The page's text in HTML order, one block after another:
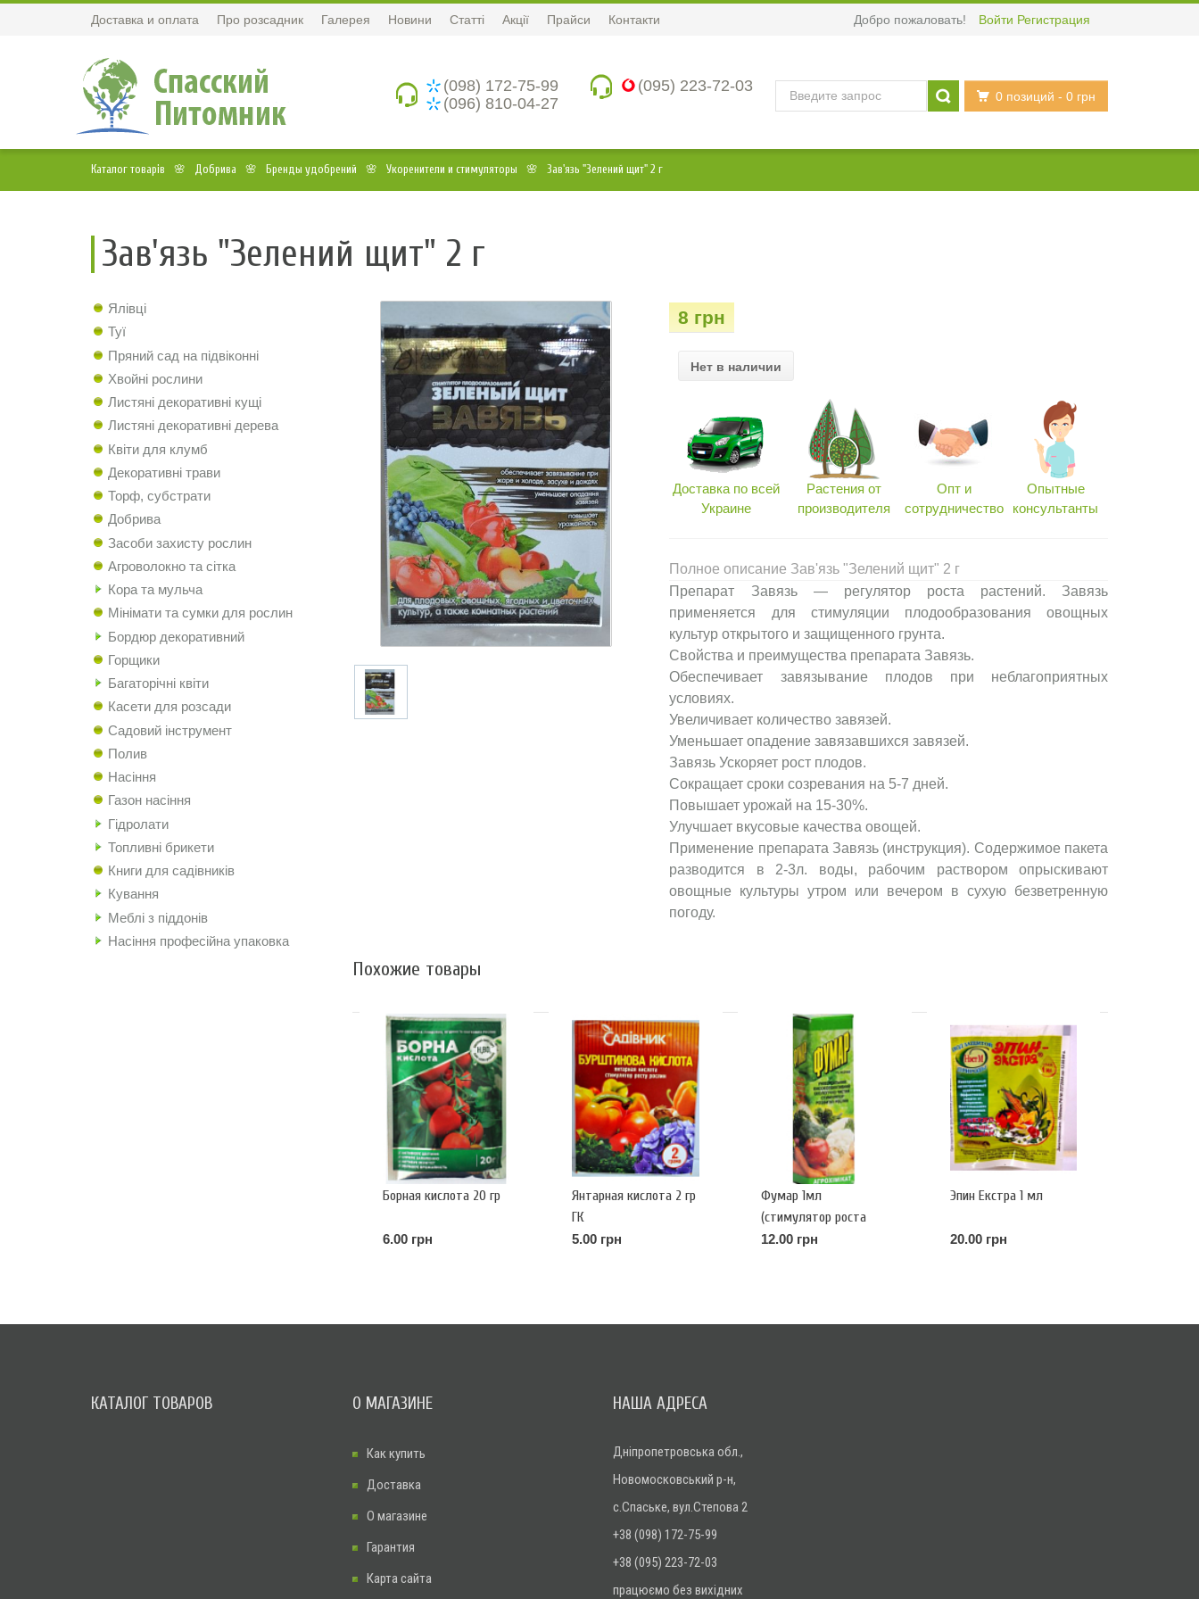
Доставка и оплата Про розсадник Галерея Новини Статті Акції Прайси Контакти Добро пожаловать! Войти Регистрация
0 позиций - 0 грн
(095) 223-72-03
(098) 172-75-99
(096) 810-04-27
Каталог товарів Добрива Бренды удобрений Укоренители и стимуляторы Зав'язь "Зелений щит" 2 г
Зав'язь "Зелений щит" 2 г
Ялівці
Туї
Пряний сад на підвіконні
Хвойні рослини
Листяні декоративні кущі
Листяні декоративні дерева
Квіти для клумб
Декоративні трави
Торф, субстрати
Добрива
Засоби захисту рослин
Агроволокно та сітка
Кора та мульча
Мінімати та сумки для рослин
Бордюр декоративний
Горщики
Багаторічні квіти
Касети для розсади
Садовий інструмент
Полив
Насіння
Газон насіння
Гідролати
Топливні брикети
Книги для садівників
Кування
Меблі з піддонів
Насіння професійна упаковка
8 грн
Нет в наличии
Доставка по всей
Украине
Растения от
производителя
Опт и
сотрудничество
Опытные
консультанты
Полное описание Зав'язь "Зелений щит" 2 г
Препарат Завязь — регулятор роста растений. Завязь
применяется для стимуляции плодообразования овощных
культур открытого и защищенного грунта.
Свойства и преимущества препарата Завязь.
Обеспечивает завязывание плодов при неблагоприятных
условиях.
Увеличивает количество завязей.
Уменьшает опадение завязавшихся завязей.
Завязь Ускоряет рост плодов.
Сокращает сроки созревания на 5-7 дней.
Повышает урожай на 15-30%.
Улучшает вкусовые качества овощей.
Применение препарата Завязь (инструкция). Содержимое пакета
разводится в 2-3л. воды, рабочим раствором опрыскивают
овощные культуры утром или вечером в сухую безветренную
погоду.
Похожие товары
Борная кислота 20 гр
6.00 грн
Янтарная кислота 2 гр
ГК
5.00 грн
Фумар 1мл
(стимулятор роста
растения)
12.00 грн
Эпин Екстра 1 мл
20.00 грн
КАТАЛОГ ТОВАРОВ О МАГАЗИНЕ
Как купить
Доставка
О магазине
Гарантия
Карта сайта
НАША АДРЕСА
Дніпропетровська обл.,
Новомосковський р-н,
с.Спаське, вул.Степова 2
+38 (098) 172-75-99
+38 (095) 223-72-03
працюємо без вихідних